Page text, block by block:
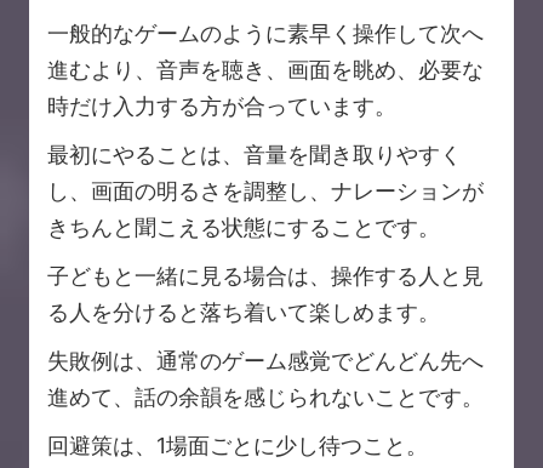
一般的なゲームのように素早く操作して次へ
進むより、音声を聴き、画面を眺め、必要な
時だけ入力する方が合っています。
最初にやることは、音量を聞き取りやすく
し、画面の明るさを調整し、ナレーションが
きちんと聞こえる状態にすることです。
子どもと一緒に見る場合は、操作する人と見
る人を分けると落ち着いて楽しめます。
失敗例は、通常のゲーム感覚でどんどん先へ
進めて、話の余韻を感じられないことです。
回避策は、1場面ごとに少し待つこと。